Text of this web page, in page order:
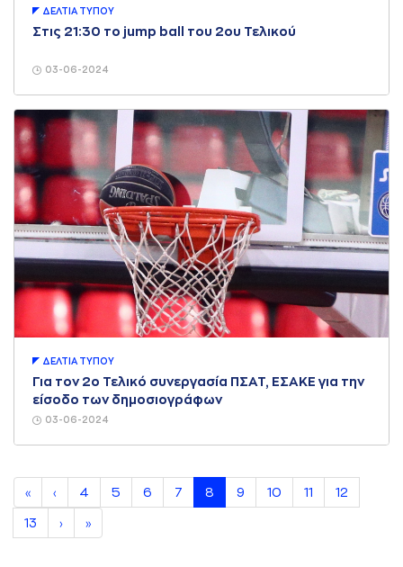
03-06-2024
ΔΕΛΤΙA ΤΥΠΟΥ
Στις 21:30 το jump ball του 2ου Τελικού
03-06-2024
ΔΕΛΤΙA ΤΥΠΟΥ
Για τον 2ο Τελικό συνεργασία ΠΣΑΤ, ΕΣΑΚΕ για την
είσοδο των δημοσιογράφων
« ‹ 4 5 6 7 8 9 10 11 12
13 › »